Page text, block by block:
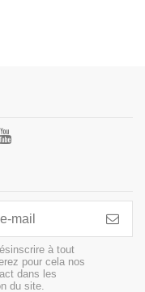
à tout
pour cela nos
dans les
du site.